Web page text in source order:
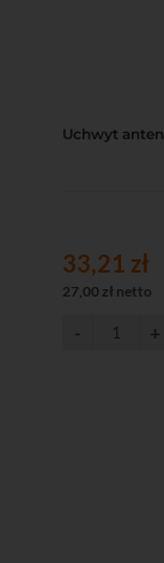
Uchwyt
33,21 zł
27,00 zł netto